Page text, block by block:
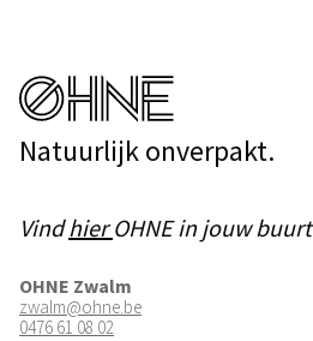
Natuurlijk onverpakt.
VindhierOHNE in jouw buurt
OHNE Zwalm
zwalm@ohne.be
0476 61 08 02